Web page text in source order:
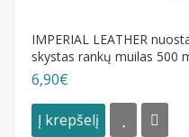
IMPERIAL LEATHER
skystas rankų muilas 500
6,90€
Į krepšelį